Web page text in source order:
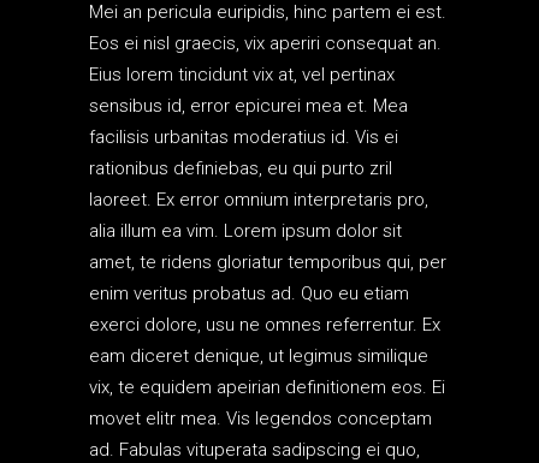
Mei an pericula euripidis, hinc partem ei est.
Eos ei nisl graecis, vix aperiri consequat an.
Eius lorem tincidunt vix at, vel pertinax
sensibus id, error epicurei mea et. Mea
facilisis urbanitas moderatius id. Vis ei
rationibus definiebas, eu qui purto zril
laoreet. Ex error omnium interpretaris pro,
alia illum ea vim. Lorem ipsum dolor sit
amet, te ridens gloriatur temporibus qui, per
enim veritus probatus ad. Quo eu etiam
exerci dolore, usu ne omnes referrentur. Ex
eam diceret denique, ut legimus similique
vix, te equidem apeirian definitionem eos. Ei
movet elitr mea. Vis legendos conceptam
ad. Fabulas vituperata sadipscing ei quo,